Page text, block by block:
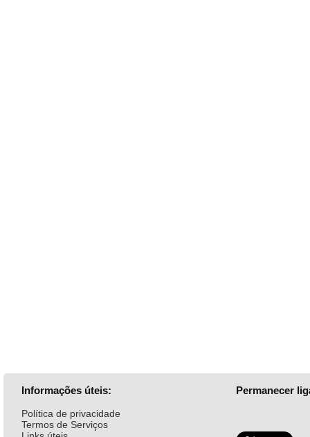
Informações úteis:
Política de privacidade
Termos de Serviços
Permanecer